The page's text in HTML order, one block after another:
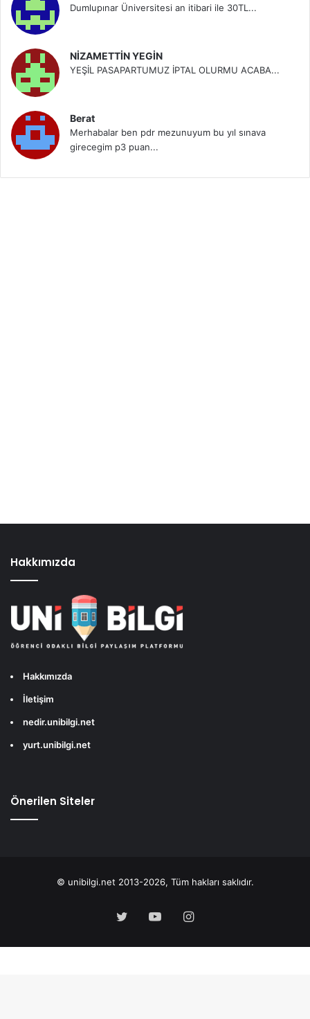
Dumlupınar Üniversitesi an itibari ile 30TL...
NİZAMETTİN YEGİN
YEŞİL PASAPARTUMUZ İPTAL OLURMU ACABA...
Berat
Merhabalar ben pdr mezunuyum bu yıl sınava
girecegim p3 puan...
Hakkımızda
Hakkımızda
İletişim
nedir.unibilgi.net
yurt.unibilgi.net
Önerilen Siteler
© unibilgi.net 2013-2026, Tüm hakları saklıdır.
Twitter YouTubeInstagram